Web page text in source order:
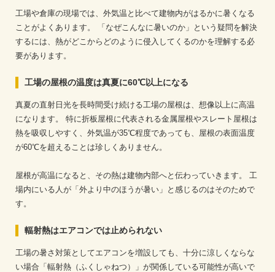
工場や倉庫の現場では、外気温と比べて建物内がはるかに暑くなる
ことがよくあります。
「なぜこんなに暑いのか」という疑問を解決
するには、熱がどこからどのように侵入してくるのかを理解する必
要があります。
工場の屋根の温度は真夏に60℃以上になる
真夏の直射日光を長時間受け続ける工場の屋根は、想像以上に高温
になります。
特に折板屋根に代表される金属屋根やスレート屋根は
熱を吸収しやすく、外気温が35℃程度であっても、屋根の表面温度
が60℃を超えることは珍しくありません。
屋根が高温になると、その熱は建物内部へと伝わっていきます。
工
場内にいる人が「外より中のほうが暑い」と感じるのはそのためで
す。
輻射熱はエアコンでは止められない
工場の暑さ対策としてエアコンを増設しても、十分に涼しくならな
い場合「輻射熱（ふくしゃねつ）」が関係している可能性が高いで